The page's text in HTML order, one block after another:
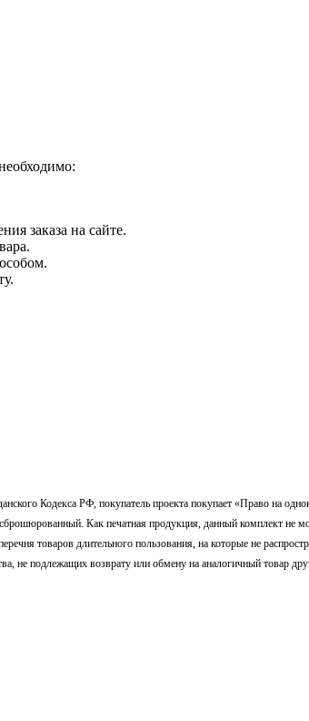
заказа на сайте.
Кодекса РФ, покупатель проекта покупает «Право на
Как печатная продукция, данный комплект
товаров длительного пользования, на которые не
не подлежащих возврату или обмену на аналогичный товар